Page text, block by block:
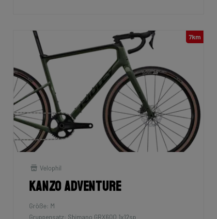
7km
Velophil
Kanzo Adventure
Größe: M
Gruppensatz: Shimano GRX600 1x12sp